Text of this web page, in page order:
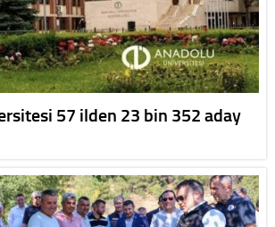
57 ilden 23 bin 352 aday